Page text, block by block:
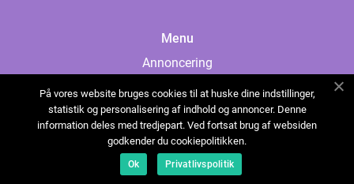
Menu
Annoncering
Cookies
Kontakt os
Sitemap
På vores website bruges cookies til at huske dine indstillinger,
statistik og personalisering af indhold og annoncer. Denne
information deles med tredjepart. Ved fortsat brug af websiden
godkender du cookiepolitikken.
Ok Privatlivspolitik